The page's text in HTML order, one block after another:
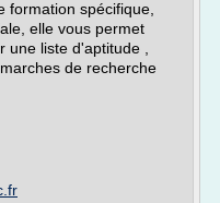
formation spécifique,
elle vous permet
liste d'aptitude ,
de recherche